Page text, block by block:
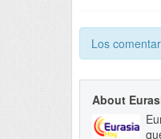
Los
About